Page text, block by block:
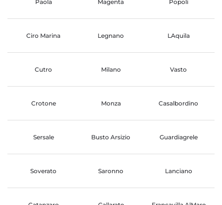
Paola Magenta Popoli
Ciro Marina Legnano LAquila
Cutro Milano Vasto
Crotone Monza Casalbordino
Sersale Busto Arsizio Guardiagrele
Soverato Saronno Lanciano